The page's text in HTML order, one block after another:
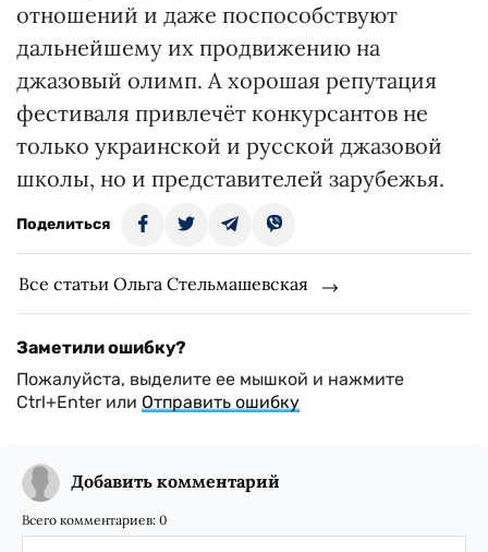
отношений и даже поспособствуют
дальнейшему их продвижению на
джазовый олимп. А хорошая репутация
фестиваля привлечёт конкурсантов не
только украинской и русской джазовой
школы, но и представителей зарубежья.
Поделиться
Все статьи Ольга Стельмашевская
Заметили ошибку?
Пожалуйста, выделите ее мышкой и нажмите
Ctrl+Enter или Отправить ошибку
Добавить комментарий
Всего комментариев: 0